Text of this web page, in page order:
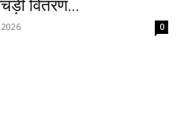
वितरण...
0